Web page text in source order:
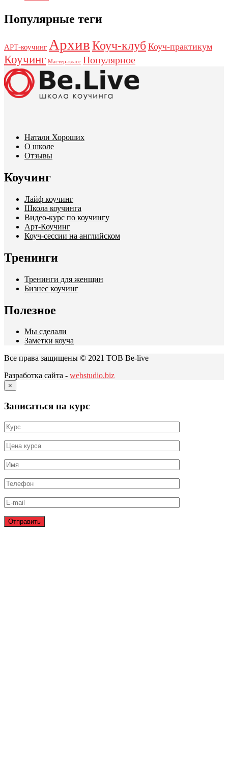
Популярные теги
АРТ-коучинг АрхивКоуч-клуб Коуч-практикум
Коучинг Мастер-класс Популярное
Натали Хороших
О школе
Отзывы
Коучинг
Лайф коучинг
Школа коучинга
Видео-курс по коучингу
Арт-Коучинг
Коуч-сессии на английском
Тренинги
Тренинги для женщин
Бизнес коучинг
Полезное
Мы сделали
Заметки коуча
Все права защищены © 2021 ТОВ Be-live
Разработка сайта - webstudio.biz
×
Записаться на курс